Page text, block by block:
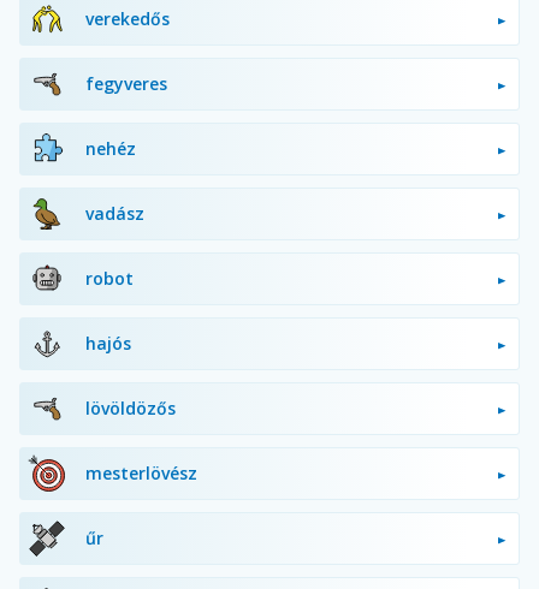
verekedős
fegyveres
nehéz
vadász
robot
hajós
lövöldözős
mesterlövész
űr